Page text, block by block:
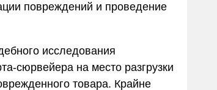
повреждений и проведение
исследования
сюрвейера на место разгрузки
товара. Крайне